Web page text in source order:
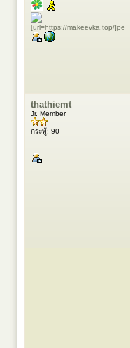
thathiemt
Jr. Member
กระทู้: 90